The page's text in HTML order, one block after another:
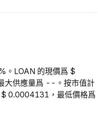
。LOAN 的現價爲 $
大供應量爲 --。按市值計
$ 0.0004131，最低價格爲